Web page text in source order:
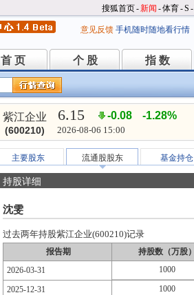
搜狐首页-新闻 -体育-S -
意见反馈 手机随时随地看行情
首 页
首 页 个 股
个 股 指 数
指 数
紫江企业
(600210)
6.15 -0.08 -1.28%
2026-08-06 15:00
主要股东 流通股股东 基金持仓
持股详细
沈雯
过去两年持股紫江企业(600210)记录
报告期 持股数（万股）
2026-03-31
1000
2025-12-31 1000